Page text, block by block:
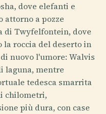
dove elefanti e
attorno a pozze
di Twyfelfontein, dove
roccia del deserto in
nuovo l'umore: Walvis
laguna, mentre
tedesca smarrita
chilometri,
più dura, con case